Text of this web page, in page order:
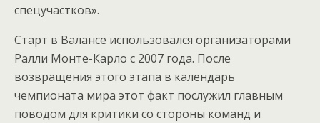
спецучастков».
Старт в Валансе использовался организаторами
Ралли Монте-Карло с 2007 года. После
возвращения этого этапа в календарь
чемпионата мира этот факт послужил главным
поводом для критики со стороны команд и